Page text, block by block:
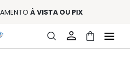
À VISTA OU PIX
PARA TODO BRASIL
(CONSULTE REGULAMENTO)
COMBO - CONS. REG.
DE CONTATO E ÓCULOS
EM TODO O SITE